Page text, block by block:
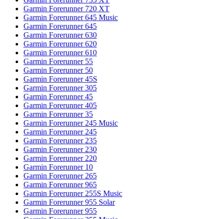
Garmin Forerunner 720 XT
Garmin Forerunner 645 Music
Garmin Forerunner 645
Garmin Forerunner 630
Garmin Forerunner 620
Garmin Forerunner 610
Garmin Forerunner 55
Garmin Forerunner 50
Garmin Forerunner 45S
Garmin Forerunner 305
Garmin Forerunner 45
Garmin Forerunner 405
Garmin Forerunner 35
Garmin Forerunner 245 Music
Garmin Forerunner 245
Garmin Forerunner 235
Garmin Forerunner 230
Garmin Forerunner 220
Garmin Forerunner 10
Garmin Forerunner 265
Garmin Forerunner 965
Garmin Forerunner 255S Music
Garmin Forerunner 955 Solar
Garmin Forerunner 955